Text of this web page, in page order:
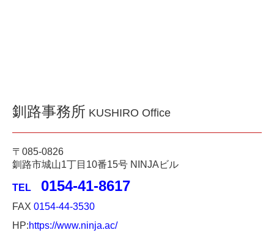
釧路事務所 KUSHIRO Office
〒085-0826
釧路市城山1丁目10番15号 NINJAビル
TEL 0154‐41‐8617
FAX 0154-44-3530
HP:https://www.ninja.ac/